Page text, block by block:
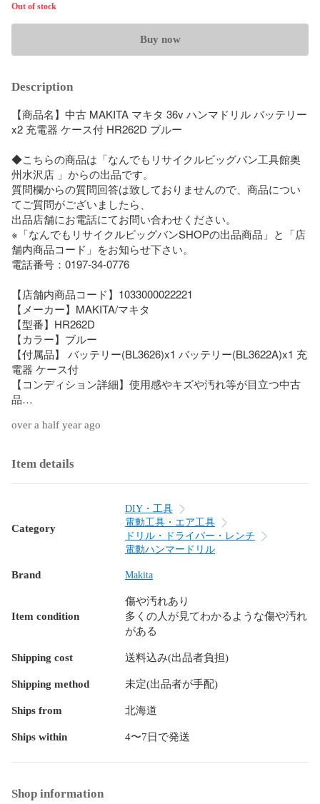
Out of stock
Buy now
Description
【商品名】中古 MAKITA マキタ 36v ハンマドリル バッテリー
x2 充電器 ケース付 HR262D ブルー
◆こちらの商品は「なんでもリサイクルビッグバン工具館奥
州水沢店 」からの出品です。
質問欄からの質問回答は致しておりませんので、商品につい
てご質問がございましたら、
出品店舗にお電話にてお問い合わせください。
※「なんでもリサイクルビッグバンSHOPの出品商品」と「店
舗内商品コード」をお知らせ下さい。
電話番号：0197-34-0776
【店舗内商品コード】1033000022221
【メーカー】MAKITA/マキタ
【型番】HR262D
【カラー】ブルー
【付属品】 バッテリー(BL3626)x1 バッテリー(BL3622A)x1 充
電器 ケース付
【コンディション詳細】使用感やキズや汚れ等が目立つ中古
品
【使用予定配送業者】佐川急便　飛脚宅配便140サイズ　※お
トショップと併売を行なっておりますが、
タイミングによりシステムの反映が間に合わず欠品となって
しまう場合がございます。
売切れの場合は、ご購入をキャンセルさせていただく場合が
【備考/コメント】
■状態等は画像をご確認・ご参照下さい。
■こちらの商品はお客様から買取させていただいた商品であ
り、人の手を経た商品です。
評価ご不要のお客様は、ご落札・ご購入をお控えください。
■支払い後、土日祝を除く３営業日以内に発送いたします。
over a half year ago
Item details
Category
DIY・工具
電動工具・エア工具
ドリル・ドライバー・レンチ
電動ハンマードリル
Brand Makita
Item condition
傷や汚れあり
多くの人が見てわかるような傷や汚れ
がある
Shipping cost 送料込み(出品者負担)
Shipping method 未定(出品者が手配)
Ships from 北海道
Ships within 4〜7日で発送
Shop information